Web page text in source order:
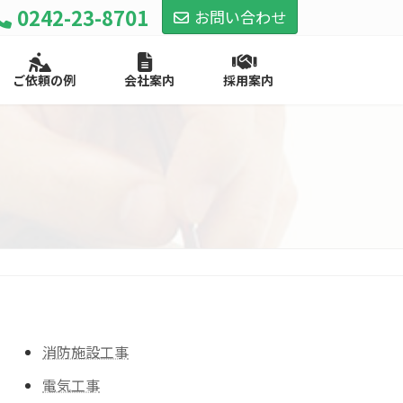
0242-23-8701 お問い合わせ
ご依頼の例 会社案内 採用案内
消防施設工事
電気工事